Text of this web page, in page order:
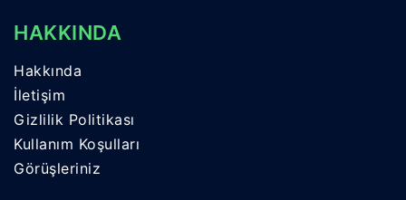
HAKKINDA
Hakkında
İletişim
Gizlilik Politikası
Kullanım Koşulları
Görüşleriniz